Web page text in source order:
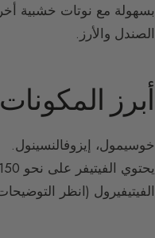
بسهولة مع نوتات خشبية
الصندل والأرز.
أبرز المكونات
خوسيمول، إيزوفالنسينول.
الفيتيفيرول (انظر